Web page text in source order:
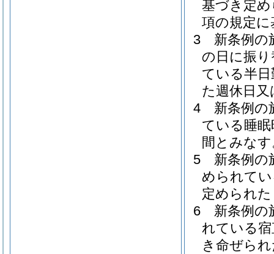
基づき定
項の規定
3
新条例の
の日に振
ている半
た週休日
4
新条例の
ている睡
間とみな
5
新条例の
められて
定められ
6
新条例の
れている
き命ぜら